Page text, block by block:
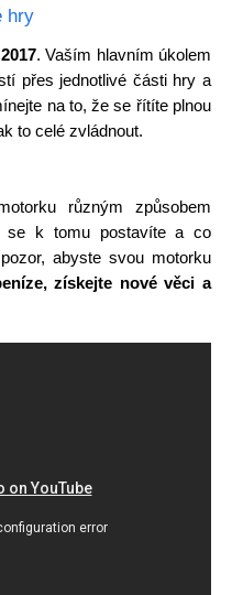
hry
. Vaším hlavním úkolem
přes jednotlivé části hry a
na to, že se řítíte plnou
to celé zvládnout.
různým způsobem
se k tomu postavíte a co
abyste svou motorku
získejte nové věci a